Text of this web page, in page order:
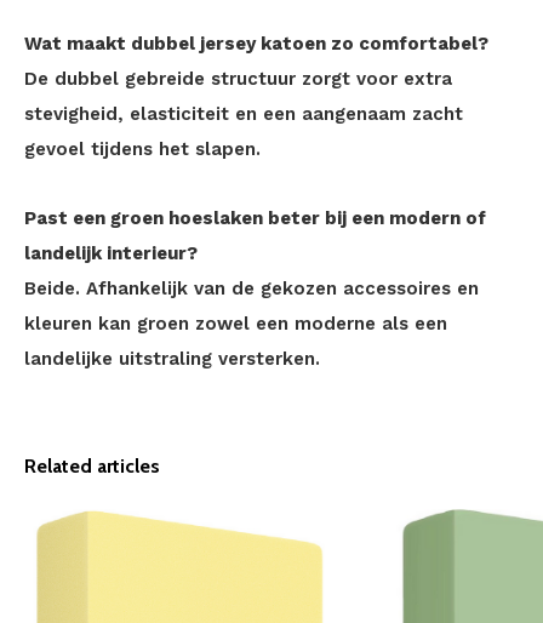
Wat maakt dubbel jersey katoen zo comfortabel?
De dubbel gebreide structuur zorgt voor extra
stevigheid, elasticiteit en een aangenaam zacht
gevoel tijdens het slapen.
Past een groen hoeslaken beter bij een modern of
landelijk interieur?
Beide. Afhankelijk van de gekozen accessoires en
kleuren kan groen zowel een moderne als een
landelijke uitstraling versterken.
Related articles